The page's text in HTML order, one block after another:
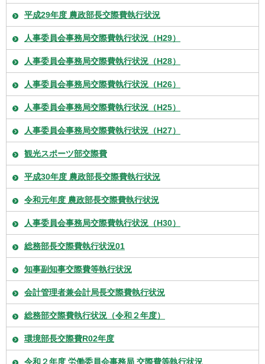
平成29年度 農政部長交際費執行状況
人事委員会事務局交際費執行状況（H29）
人事委員会事務局交際費執行状況（H28）
人事委員会事務局交際費執行状況（H26）
人事委員会事務局交際費執行状況（H25）
人事委員会事務局交際費執行状況（H27）
観光スポーツ部交際費
平成30年度 農政部長交際費執行状況
令和元年度 農政部長交際費執行状況
人事委員会事務局交際費執行状況（H30）
総務部長交際費執行状況01
知事副知事交際費等執行状況
会計管理者兼会計局長交際費執行状況
総務部交際費執行状況（令和２年度）
環境部長交際費R02年度
令和２年度 労働委員会事務局 交際費等執行状況